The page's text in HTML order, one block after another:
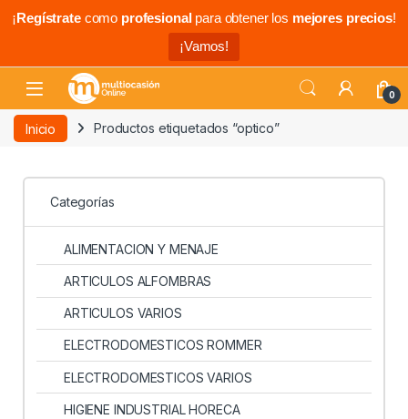
¡Regístratecomo profesionalpara obtener los mejores precios!
¡Vamos!
0
Inicio Productos etiquetados “optico”
Categorías
ALIMENTACION Y MENAJE
ARTICULOS ALFOMBRAS
ARTICULOS VARIOS
ELECTRODOMESTICOS ROMMER
ELECTRODOMESTICOS VARIOS
HIGIENE INDUSTRIAL HORECA